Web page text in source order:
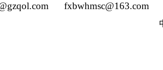
fxbwhmsc@163.com